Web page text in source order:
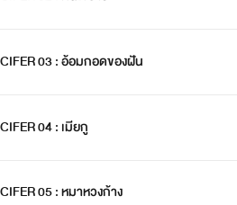
03 : อ้อมกอดของฝัน
04 : เมียกู
05 : หมาหวงก้าง